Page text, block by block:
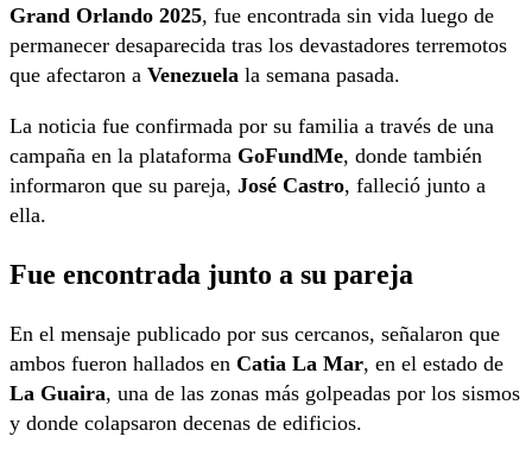
Grand Orlando 2025, fue encontrada sin vida luego de
permanecer desaparecida tras los devastadores terremotos
que afectaron a Venezuela la semana pasada.
La noticia fue confirmada por su familia a través de una
campaña en la plataforma GoFundMe, donde también
informaron que su pareja, José Castro, falleció junto a
ella.
Fue encontrada junto a su pareja
En el mensaje publicado por sus cercanos, señalaron que
ambos fueron hallados en Catia La Mar, en el estado de
La Guaira, una de las zonas más golpeadas por los sismos
y donde colapsaron decenas de edificios.